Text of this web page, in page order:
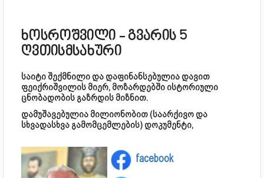
ხოსროშვილი - გვარის 5
ღვთისმსახური
საიტი შექმნილი და დაფინანსებულია დავით
ფეიქრიშვილის მიერ, მოზარდებში ისტორიული
ცნობადობის გაზრდის მიზნით.
დამუშავებულია მილიონობით (საარქივო და
სხვადასხვა გამომცემლების) დოკუმენტი,
facebook